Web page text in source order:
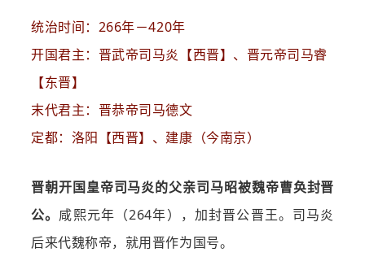
统治时间：266年－420年
开国君主：晋武帝司马炎【西晋】、晋元帝司马睿
【东晋】
末代君主：晋恭帝司马德文
定都：洛阳【西晋】、建康（今南京）
晋朝开国皇帝司马炎的父亲司马昭被魏帝曹奂封晋
公。 咸熙元年（264年），加封晋公晋王。司马炎
后来代魏称帝，就用晋作为国号。